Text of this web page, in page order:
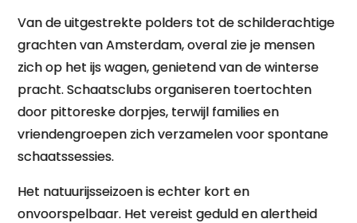
Van de uitgestrekte polders tot de schilderachtige
grachten van Amsterdam, overal zie je mensen
zich op het ijs wagen, genietend van de winterse
pracht. Schaatsclubs organiseren toertochten
door pittoreske dorpjes, terwijl families en
vriendengroepen zich verzamelen voor spontane
schaatssessies.
Het natuurijsseizoen is echter kort en
onvoorspelbaar. Het vereist geduld en alertheid